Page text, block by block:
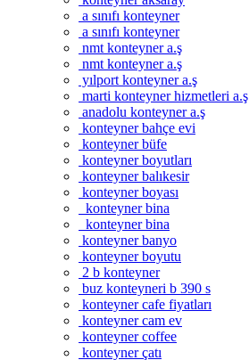
a sınıfı konteyner
a sınıfı konteyner
nmt konteyner a.ş
nmt konteyner a.ş
yılport konteyner a.ş
marti konteyner hizmetleri a.ş
anadolu konteyner a.ş
konteyner bahçe evi
konteyner büfe
konteyner boyutları
konteyner balıkesir
konteyner boyası
konteyner bina
konteyner bina
konteyner banyo
konteyner boyutu
2 b konteyner
buz konteyneri b 390 s
konteyner cafe fiyatları
konteyner cam ev
konteyner coffee
konteyner çatı